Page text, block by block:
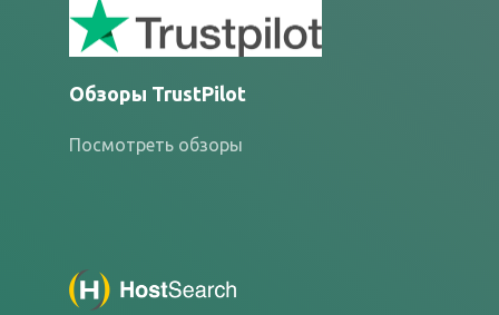
Обзоры TrustPilot
Посмотреть обзоры